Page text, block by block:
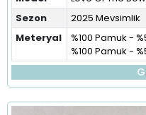
Sezon
2025 Mevsimlik
Meteryal
%100 Pamuk -
%100 Pamuk -